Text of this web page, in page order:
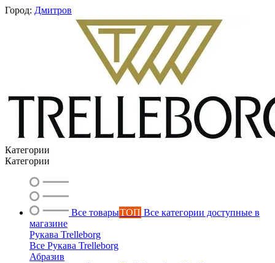
Город: Дмитров
Категории
Категории
Все товарыТОП Все категории доступные в
магазине
Рукава Trelleborg
Все Рукава Trelleborg
Абразив